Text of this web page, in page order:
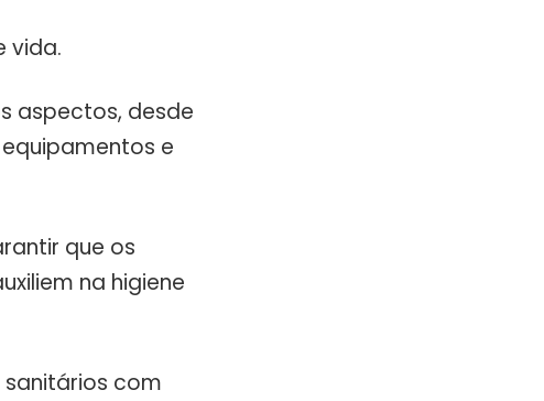
vida.
aspectos, desde
e
que os
na higiene
com